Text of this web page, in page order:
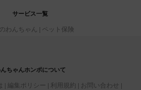
サービス一覧
わんちゃん ペット保険
ちゃんホンポについて
編集ポリシー 利用規約
お問い合わせ